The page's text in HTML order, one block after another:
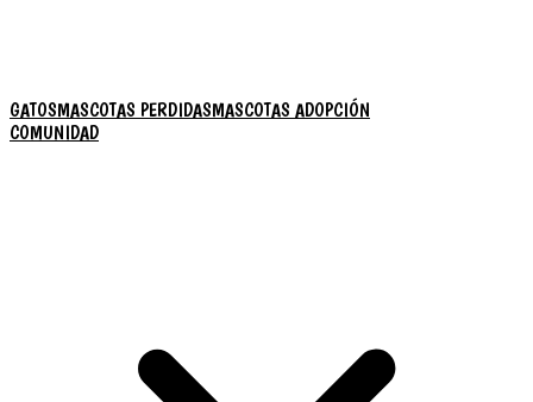
GATOSMASCOTAS PERDIDASMASCOTAS ADOPCIÓN
COMUNIDAD